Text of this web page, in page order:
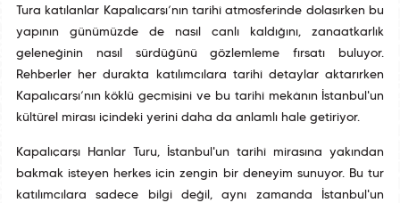
Tura katılanlar Kapalıçarşı’nın tarihî atmosferinde dolaşırken bu
yapının günümüzde de nasıl canlı kaldığını, zanaatkarlık
geleneğinin nasıl sürdüğünü gözlemleme fırsatı buluyor.
Rehberler her durakta katılımcılara tarihî detaylar aktarırken
Kapalıçarşı’nın köklü geçmişini ve bu tarihî mekânın İstanbul'un
kültürel mirası içindeki yerini daha da anlamlı hale getiriyor.
Kapalıçarşı Hanlar Turu, İstanbul'un tarihî mirasına yakından
bakmak isteyen herkes için zengin bir deneyim sunuyor. Bu tur
katılımcılara sadece bilgi değil, aynı zamanda İstanbul'un